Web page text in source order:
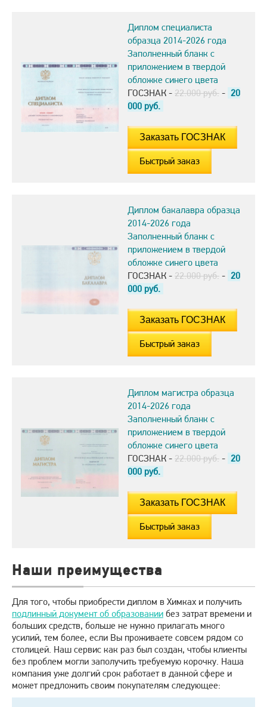
Диплом специалиста
образца 2014-2026 года
Заполненный бланк с
приложением в твердой
обложке синего цвета
ГОСЗНАК - 22.000 руб. - 20
000 руб.
Быстрый заказ
Диплом бакалавра образца
2014-2026 года
Заполненный бланк с
приложением в твердой
обложке синего цвета
ГОСЗНАК - 22.000 руб. - 20
000 руб.
Быстрый заказ
Диплом магистра образца
2014-2026 года
Заполненный бланк с
приложением в твердой
обложке синего цвета
ГОСЗНАК - 22.000 руб. - 20
000 руб.
Быстрый заказ
Наши преимущества
Для того, чтобы приобрести диплом в Химках и получить
подлинный документ об образовании без затрат времени и
больших средств, больше не нужно прилагать много
усилий, тем более, если Вы проживаете совсем рядом со
столицей. Наш сервис как раз был создан, чтобы клиенты
без проблем могли заполучить требуемую корочку. Наша
компания уже долгий срок работает в данной сфере и
может предложить своим покупателям следующее: